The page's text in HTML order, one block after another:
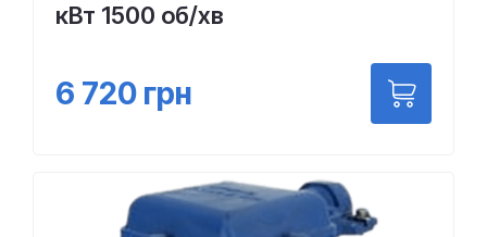
кВт 1500 об/хв
6 720 грн